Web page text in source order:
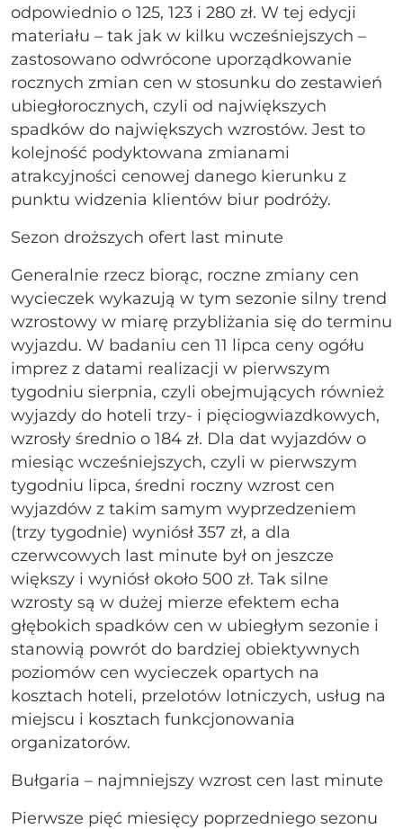
odpowiednio o 125, 123 i 280 zł. W tej edycji
materiału – tak jak w kilku wcześniejszych –
zastosowano odwrócone uporządkowanie
rocznych zmian cen w stosunku do zestawień
ubiegłorocznych, czyli od największych
spadków do największych wzrostów. Jest to
kolejność podyktowana zmianami
atrakcyjności cenowej danego kierunku z
punktu widzenia klientów biur podróży.
Sezon droższych ofert last minute
Generalnie rzecz biorąc, roczne zmiany cen
wycieczek wykazują w tym sezonie silny trend
wzrostowy w miarę przybliżania się do terminu
wyjazdu. W badaniu cen 11 lipca ceny ogółu
imprez z datami realizacji w pierwszym
tygodniu sierpnia, czyli obejmujących również
wyjazdy do hoteli trzy- i pięciogwiazdkowych,
wzrosły średnio o 184 zł. Dla dat wyjazdów o
miesiąc wcześniejszych, czyli w pierwszym
tygodniu lipca, średni roczny wzrost cen
wyjazdów z takim samym wyprzedzeniem
(trzy tygodnie) wyniósł 357 zł, a dla
czerwcowych last minute był on jeszcze
większy i wyniósł około 500 zł. Tak silne
wzrosty są w dużej mierze efektem echa
głębokich spadków cen w ubiegłym sezonie i
stanowią powrót do bardziej obiektywnych
poziomów cen wycieczek opartych na
kosztach hoteli, przelotów lotniczych, usług na
miejscu i kosztach funkcjonowania
organizatorów.
Bułgaria – najmniejszy wzrost cen last minute
Pierwsze pięć miesięcy poprzedniego sezonu